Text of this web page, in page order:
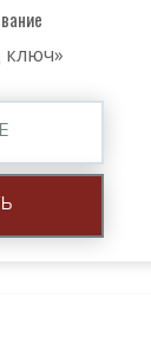
ключ»